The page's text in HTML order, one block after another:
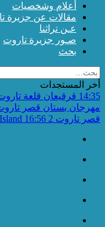
أعلام وشخصيات
مقالات عن جزيرة
عـن تراثنا
صـور جزيرة تاروت
بحث
أخر المستجدات
14:35 قرقيعان قلعة
مهرجان بستان قصر
قصر تاروت 2
16:56